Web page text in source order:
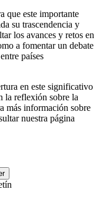
que este importante
su trascendencia y
los avances y retos en
a fomentar un debate
países
en este significativo
la reflexión sobre la
más información sobre
nuestra página